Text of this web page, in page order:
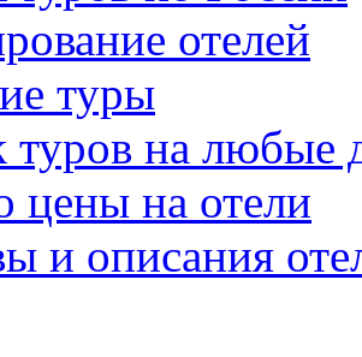
отелей
туры
туров на любые
цены на отели
и описания